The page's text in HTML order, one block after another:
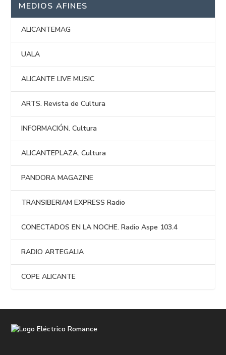
MEDIOS AFINES
ALICANTEMAG
UALA
ALICANTE LIVE MUSIC
ARTS. Revista de Cultura
INFORMACIÓN. Cultura
ALICANTEPLAZA. Cultura
PANDORA MAGAZINE
TRANSIBERIAM EXPRESS Radio
CONECTADOS EN LA NOCHE. Radio Aspe 103.4
RADIO ARTEGALIA
COPE ALICANTE